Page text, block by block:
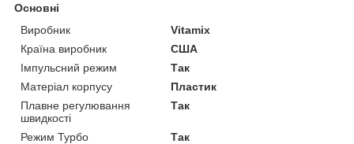
Основні
Виробник
Vitamix
Країна виробник
США
Імпульсний режим
Так
Матеріал корпусу
Пластик
Плавне регулювання
швидкості
Так
Режим Турбо
Так